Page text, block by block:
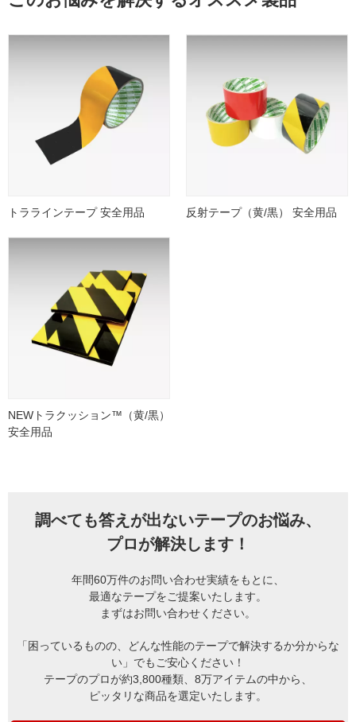
トララインテープ 安全用品 反射テープ（黄/黒） 安全用品
NEWトラクッション™（黄/黒）
安全用品
調べても答えが出ないテープのお悩み、
プロが解決します！
年間60万件のお問い合わせ実績をもとに、
最適なテープをご提案いたします。
まずはお問い合わせください。
「困っているものの、どんな性能のテープで解決するか分からな
い」でもご安心ください！
テープのプロが約3,800種類、8万アイテムの中から、
ピッタリな商品を選定いたします。